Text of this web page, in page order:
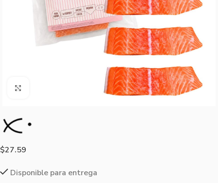
$27.59
Disponible para entrega